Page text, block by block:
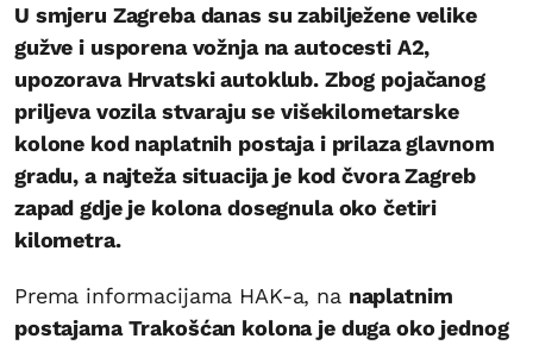
U smjeru Zagreba danas su zabilježene velike
gužve i usporena vožnja na autocesti A2,
upozorava Hrvatski autoklub. Zbog pojačanog
priljeva vozila stvaraju se višekilometarske
kolone kod naplatnih postaja i prilaza glavnom
gradu, a najteža situacija je kod čvora Zagreb
zapad gdje je kolona dosegnula oko četiri
kilometra.
Prema informacijama HAK-a, na naplatnim
postajama Trakošćan kolona je duga oko jednog